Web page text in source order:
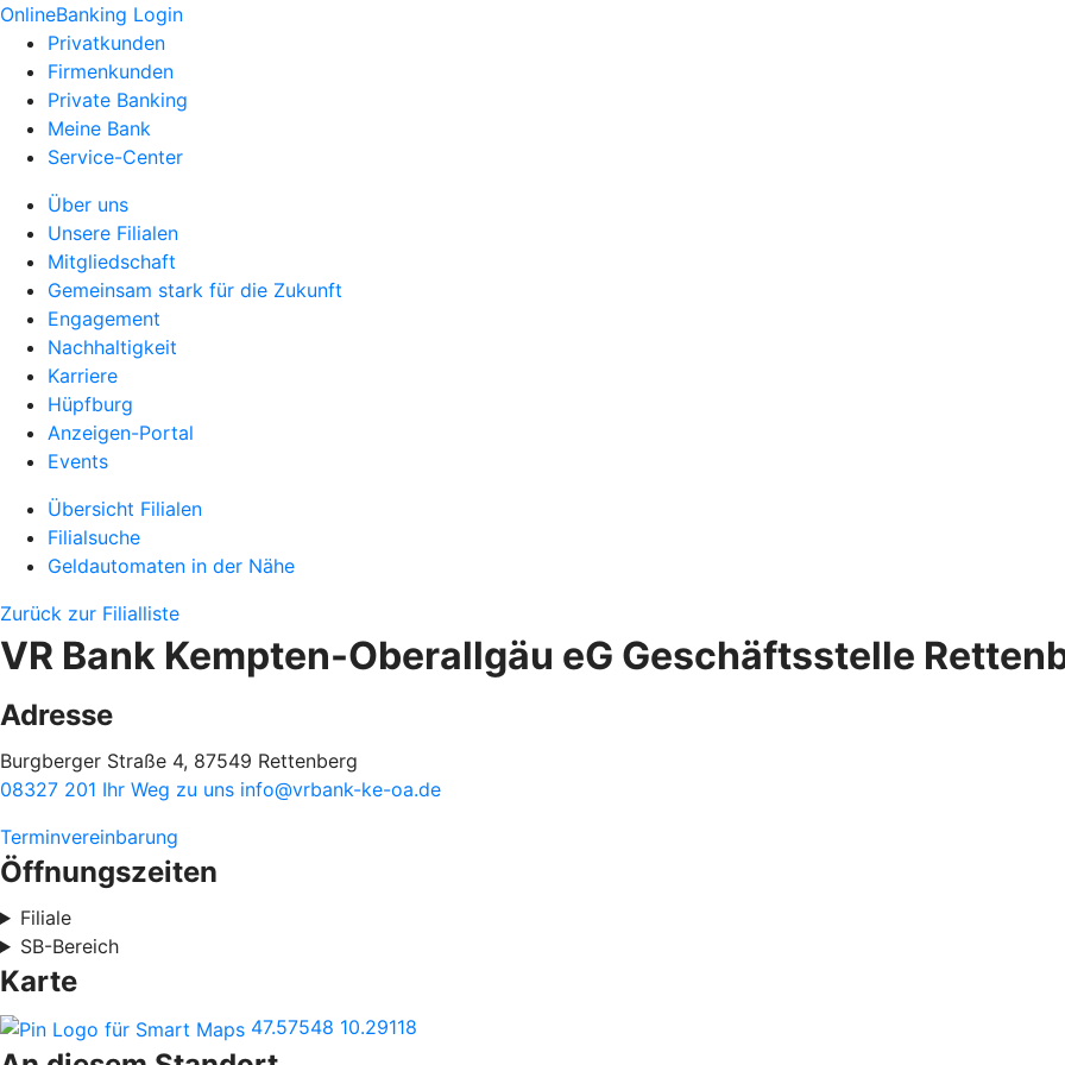
OnlineBanking Login
Privatkunden
Firmenkunden
Private Banking
Meine Bank
Service-Center
Über uns
Unsere Filialen
Mitgliedschaft
Gemeinsam stark für die Zukunft
Engagement
Nachhaltigkeit
Karriere
Hüpfburg
Anzeigen-Portal
Events
Übersicht Filialen
Filialsuche
Geldautomaten in der Nähe
Zurück zur Filialliste
VR Bank Kempten-Oberallgäu eG Geschäftsstelle
Adresse
Burgberger Straße 4, 87549 Rettenberg
08327 201 Ihr Weg zu uns info@vrbank-ke-oa.de
Terminvereinbarung
Öffnungszeiten
Filiale
SB-Bereich
Karte
47.57548 10.29118